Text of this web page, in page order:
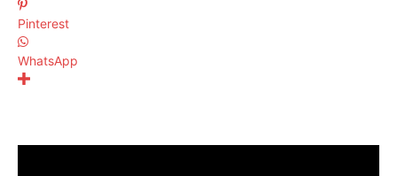
Pinterest
WhatsApp